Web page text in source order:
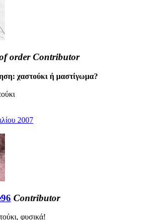
order Contributor
χαστούκι ή μαστίγωμα?
2007
Contributor
φυσικά!